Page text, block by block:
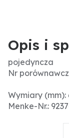
Opis i
pojedyncza
Nr
Wymiary (mm):
Menke-Nr.: